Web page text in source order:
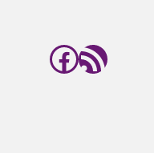
Flux RSS